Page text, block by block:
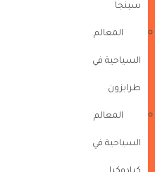
سبنجا
المعالم
السياحية في
طرابزون
المعالم
السياحية في